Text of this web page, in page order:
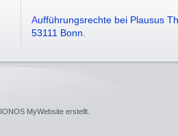
Aufführungsrechte bei Plausus
53111 Bonn.
IONOS MyWebsite erstellt.